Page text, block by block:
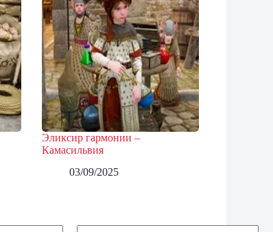
Эликсир гармонии –
Камасильвия
03/09/2025